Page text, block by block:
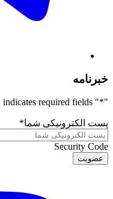
خبرنامه
"
*
" indicates required fields
پست الکترونیکی شما*
Security Code